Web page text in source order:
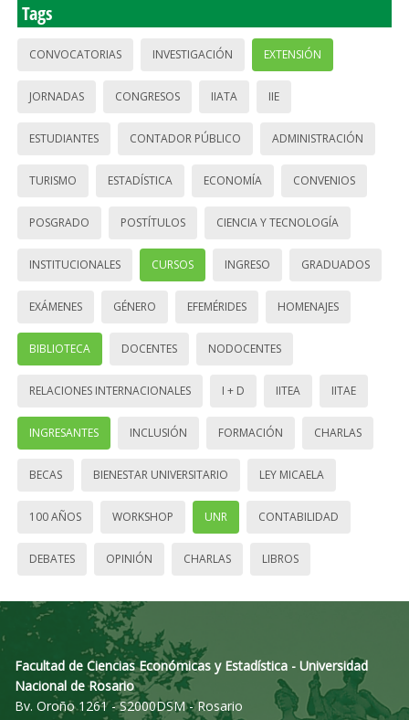
Tags
CONVOCATORIAS INVESTIGACIÓN EXTENSIÓN
JORNADAS CONGRESOS IIATA IIE
ESTUDIANTES CONTADOR PÚBLICO ADMINISTRACIÓN
TURISMO ESTADÍSTICA ECONOMÍA CONVENIOS
POSGRADO POSTÍTULOS CIENCIA Y TECNOLOGÍA
INSTITUCIONALES CURSOS INGRESO GRADUADOS
EXÁMENES GÉNERO EFEMÉRIDES HOMENAJES
BIBLIOTECA DOCENTES NODOCENTES
RELACIONES INTERNACIONALES I + D IITEA IITAE
INGRESANTES INCLUSIÓN FORMACIÓN CHARLAS
BECAS BIENESTAR UNIVERSITARIO LEY MICAELA
100 AÑOS WORKSHOP UNR CONTABILIDAD
DEBATES OPINIÓN CHARLAS LIBROS
Facultad de Ciencias Económicas y Estadística - Universidad
Nacional de Rosario
Bv. Oroño 1261 - S2000DSM - Rosario